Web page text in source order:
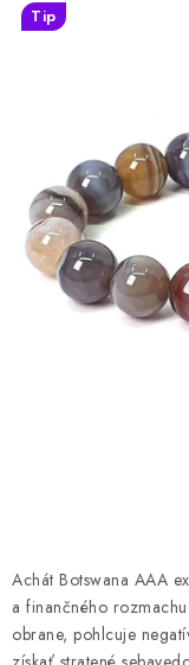
VONNÉ TYČINKY A
SLNEČNÉ KRYŠTÁLY
AMULETY A
MANDALY
PODĽA OBLASTÍ
Recenzie zákazníkov
Achát Botswana AAA
a finančného
obrane, pohlcuje
Tip